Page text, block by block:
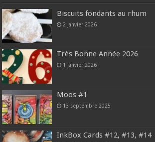
Biscuits fondants au rhum
2 janvier 2026
Très Bonne Année 2026
1 janvier 2026
Moos #1
13 septembre 2025
InkBox Cards #12, #13, #14